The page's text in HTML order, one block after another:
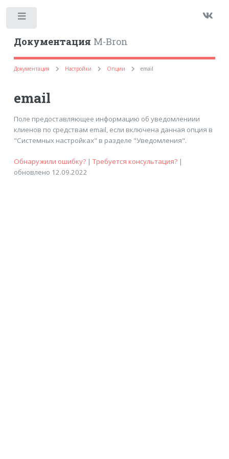
Документация M-Bron
Документация Настройки Опции email
email
Поле предоставляющее информацию об уведомлениии
клиенов по средствам email, если включена данная опция в
"Системных настройках" в разделе "Уведомления".
Обнаружили ошибку?| Требуется консультация?|
обновлено 12.09.2022